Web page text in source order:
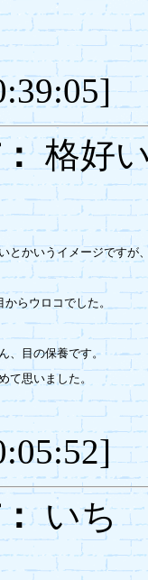
格
とかいうイメージですが
らウロコでした。
、目の保養です。
て思いました。
い